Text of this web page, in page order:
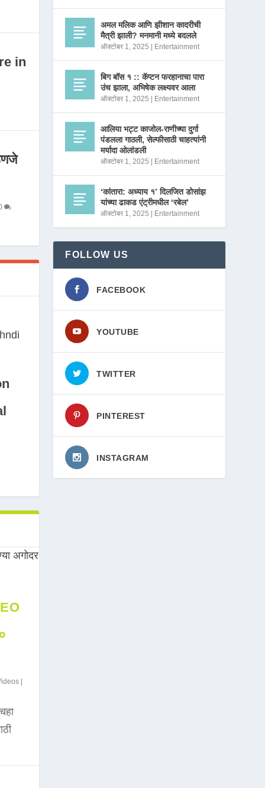
in
|
अमल मलिक आणि झीशान कादरीची
मैत्री झाली? मनमानी मध्ये बदलले
ऑक्टोबर 1, 2025 Entertainment
बिग बॉस १ :: कॅप्टन फरहानाचा पारा
उंच झाला, अभिषेक लक्ष्यवर आला
ऑक्टोबर 1, 2025 Entertainment
आलिया भट्ट काजोल-राणीच्या दुर्गा
पंडलला गाठली, सेल्फीसाठी चाहत्यांनी
मर्यादा ओलांडली
ऑक्टोबर 1, 2025 Entertainment
‘कांतारा: अध्याय १’ दिलजित डोसांझ
यांच्या ढाकड एंट्रीमधील ‘रबेल’
ऑक्टोबर 1, 2025 Entertainment
FOLLOW US
FACEBOOK
YOUTUBE
TWITTER
PINTEREST
INSTAGRAM